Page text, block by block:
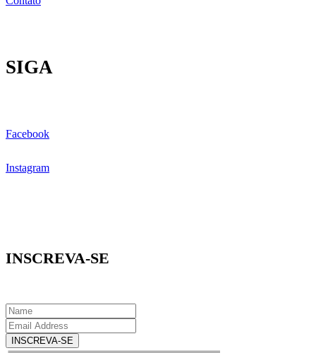
SIGA
Facebook
Instagram
INSCREVA-SE
INSCREVA-SE